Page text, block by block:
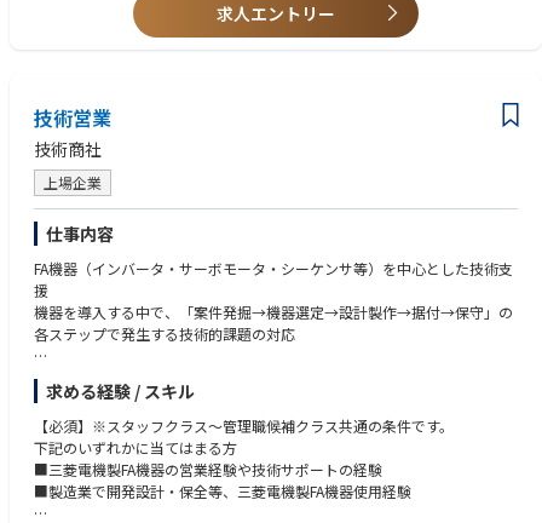
求人エントリー
技術営業
技術商社
上場企業
仕事内容
FA機器（インバータ・サーボモータ・シーケンサ等）を中心とした技術支
援
機器を導入する中で、「案件発掘→機器選定→設計製作→据付→保守」の
各ステップで発生する技術的課題の対応
FA機器を拡販しつつ、製造現場のデータ活用、設備の高性能化、AI・IoT化
に対応するための“次世代FAソリューション”の提供
求める経験 / スキル
【必須】※スタッフクラス～管理職候補クラス共通の条件です。
下記のいずれかに当てはまる方
■三菱電機製FA機器の営業経験や技術サポートの経験
■製造業で開発設計・保全等、三菱電機製FA機器使用経験